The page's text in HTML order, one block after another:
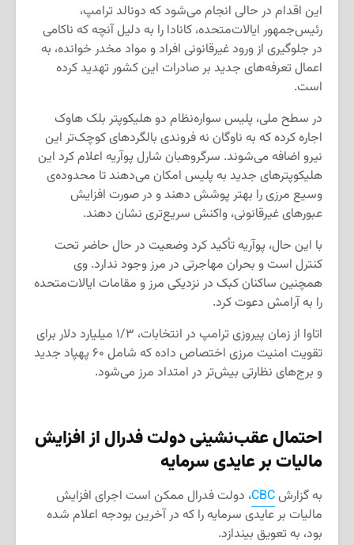
این اقدام در حالی انجام می‌شود که دونالد ترامپ،
رئیس‌جمهور ایالات‌متحده، کانادا را به دلیل آنچه که ناکامی
در جلوگیری از ورود غیرقانونی افراد و مواد مخدر خوانده، به
اعمال تعرفه‌های جدید بر صادرات این کشور تهدید کرده
است.
در سطح ملی، پلیس سواره‌نظام دو هلیکوپتر بلک هاوک
اجاره کرده که به ناوگان نه فروندی بالگردهای کوچک‌تر این
نیرو اضافه می‌شوند. سرگروهبان شارل پوآریه اعلام کرد این
هلیکوپترهای جدید به پلیس امکان می‌دهند تا محدوده‌ی
وسیع مرزی را بهتر پوشش دهند و در صورت افزایش
عبورهای غیرقانونی، واکنش سریع‌تری نشان دهند.
با این حال، پوآریه تأکید کرد وضعیت در حال حاضر تحت
کنترل است و بحران مهاجرتی در مرز وجود ندارد. وی
همچنین ساکنان کبک در نزدیکی مرز و مقامات ایالات‌متحده
را به آرامش دعوت کرد.
اتاوا از زمان پیروزی ترامپ در انتخابات، ۱/۳ میلیارد دلار برای
تقویت امنیت مرزی اختصاص داده که شامل ۶۰ پهپاد جدید
و برج‌های نظارتی بیش‌تر در امتداد مرز می‌شود.
احتمال عقب‌نشینی دولت فدرال از افزایش
مالیات بر عایدی سرمایه
به گزارشCBC، دولت فدرال ممکن است اجرای افزایش
مالیات بر عایدی سرمایه را که در آخرین بودجه اعلام شده
بود، به تعویق بیندازد.